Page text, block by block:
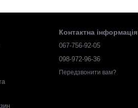
Контактна інформація
067-756-92-05
098-972-96-36
Передзвонити вам?